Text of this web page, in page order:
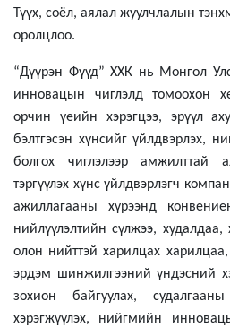
Түүх, соёл, аялал жуулчлалын
оролцлоо.
“Дүүрэн Фүүд” ХХК нь Монгол
инновацын чиглэлд томоохон
орчин үеийн хэрэгцээ, эрүүл
бэлтгэсэн хүнсийг үйлдвэрлэх,
болгох чиглэлээр амжилттай
тэргүүлэх хүнс үйлдвэрлэгч
ажиллагааны хүрээнд
нийлүүлэлтийн сүлжээ, худалдаа,
олон нийттэй харилцах
эрдэм шинжилгээний үндэсний
зохион байгуулах,
хэрэгжүүлэх, нийгмийн